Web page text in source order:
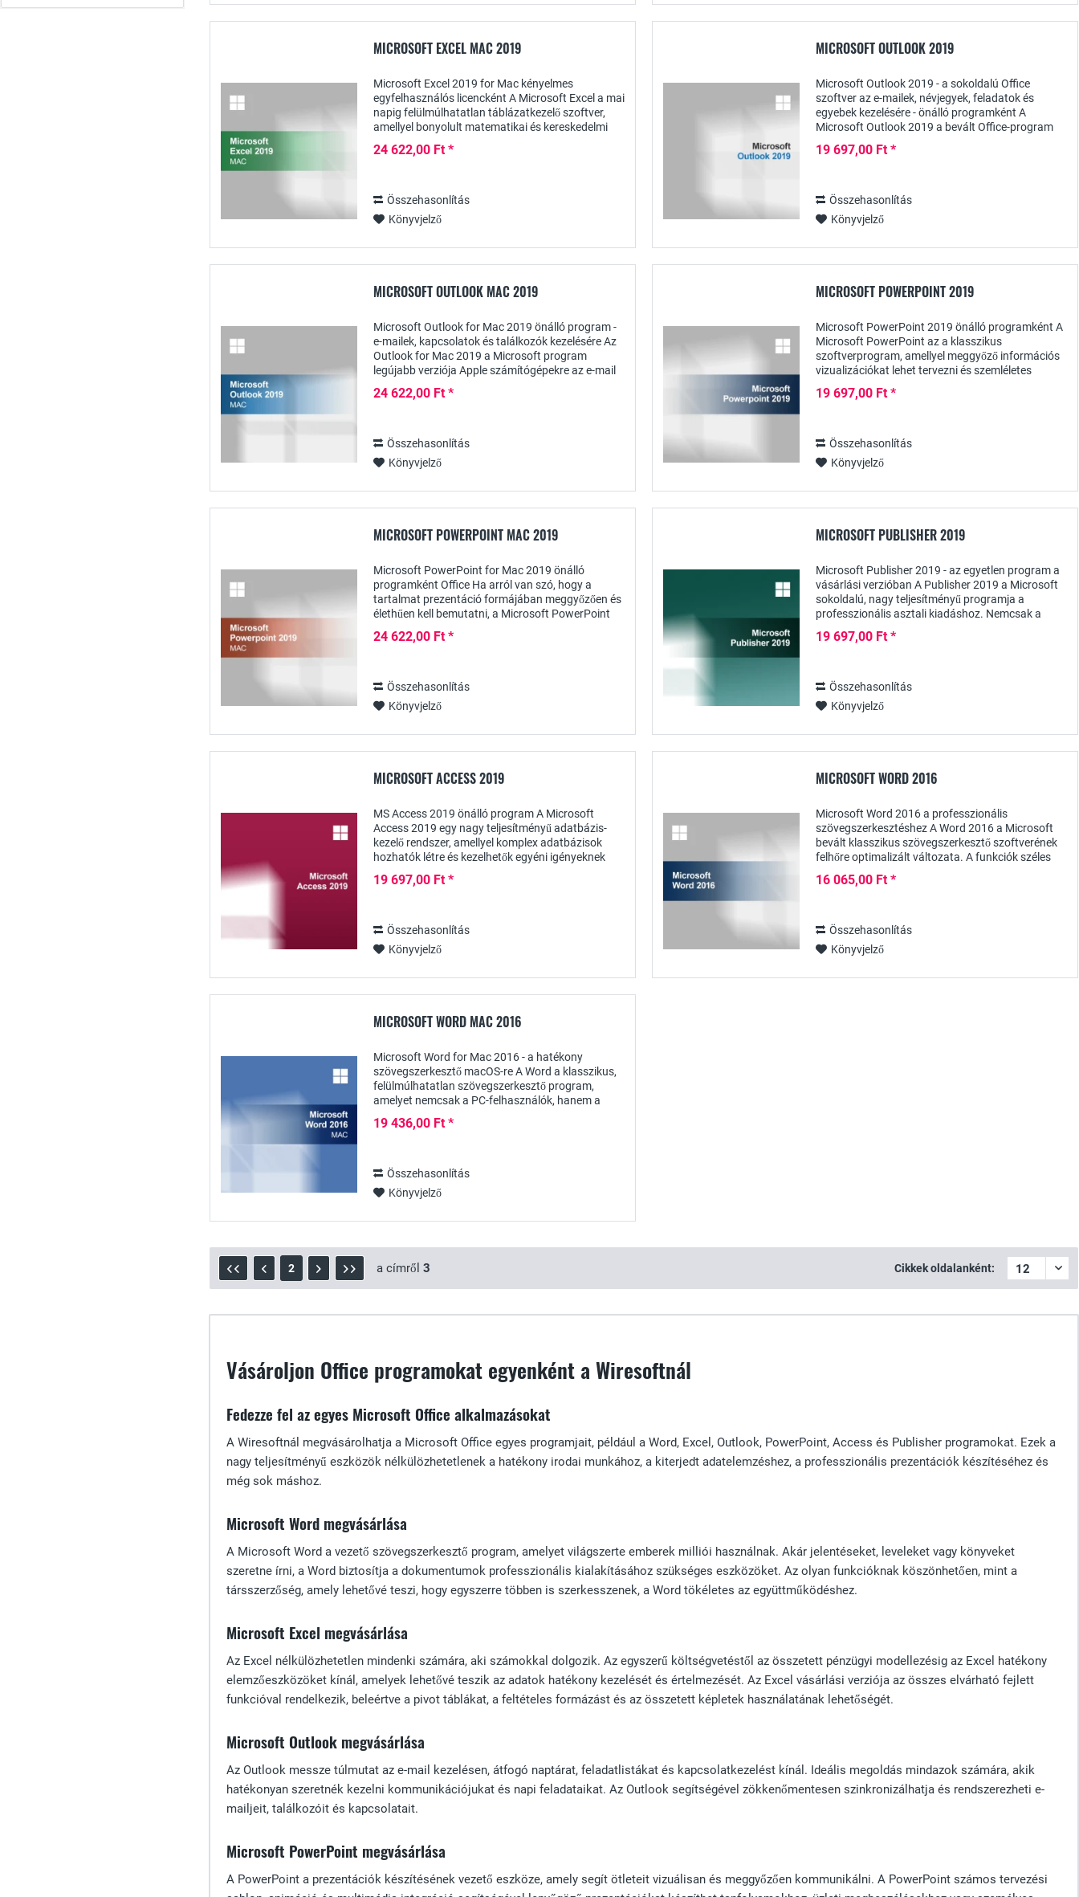
MICROSOFT EXCEL MAC 2019
Microsoft Excel 2019 for Mac kényelmes
egyfelhasználós licencként A Microsoft Excel a mai
napig felülmúlhatatlan táblázatkezelő szoftver,
amellyel bonyolult matematikai és kereskedelmi
jelenlegi...
24 622,00 Ft *
Összehasonlítás
Könyvjelző
MICROSOFT OUTLOOK 2019
Microsoft Outlook 2019 - a sokoldalú Office
szoftver az e-mailek, névjegyek, feladatok és
egyebek kezelésére - önálló programként A
Microsoft Outlook 2019 a bevált Office-program
professzionális...
19 697,00 Ft *
Összehasonlítás
Könyvjelző
MICROSOFT OUTLOOK MAC 2019
Microsoft Outlook for Mac 2019 önálló program -
e-mailek, kapcsolatok és találkozók kezelésére Az
Outlook for Mac 2019 a Microsoft program
legújabb verziója Apple számítógépekre az e-mail
24 622,00 Ft *
Összehasonlítás
Könyvjelző
MICROSOFT POWERPOINT 2019
Microsoft PowerPoint 2019 önálló programként A
Microsoft PowerPoint az a klasszikus
szoftverprogram, amellyel meggyőző információs
vizualizációkat lehet tervezni és szemléletes
2019...
19 697,00 Ft *
Összehasonlítás
Könyvjelző
MICROSOFT POWERPOINT MAC 2019
Microsoft PowerPoint for Mac 2019 önálló
programként Office Ha arról van szó, hogy a
tartalmat prezentáció formájában meggyőzően és
élethűen kell bemutatni, a Microsoft PowerPoint
többféle...
24 622,00 Ft *
Összehasonlítás
Könyvjelző
MICROSOFT PUBLISHER 2019
Microsoft Publisher 2019 - az egyetlen program a
vásárlási verzióban A Publisher 2019 a Microsoft
sokoldalú, nagy teljesítményű programja a
professzionális asztali kiadáshoz. Nemcsak a
a...
19 697,00 Ft *
Összehasonlítás
Könyvjelző
MICROSOFT ACCESS 2019
MS Access 2019 önálló program A Microsoft
Access 2019 egy nagy teljesítményű adatbázis-
kezelő rendszer, amellyel komplex adatbázisok
hozhatók létre és kezelhetők egyéni igényeknek
fájlok...
19 697,00 Ft *
Összehasonlítás
Könyvjelző
MICROSOFT WORD 2016
Microsoft Word 2016 a professzionális
szövegszerkesztéshez A Word 2016 a Microsoft
bevált klasszikus szövegszerkesztő szoftverének
felhőre optimalizált változata. A funkciók széles
felhasználóbarátság...
16 065,00 Ft *
Összehasonlítás
Könyvjelző
MICROSOFT WORD MAC 2016
Microsoft Word for Mac 2016 - a hatékony
szövegszerkesztő macOS-re A Word a klasszikus,
felülmúlhatatlan szövegszerkesztő program,
amelyet nemcsak a PC-felhasználók, hanem a
bármilyen típusú...
19 436,00 Ft *
Összehasonlítás
Könyvjelző
2 a címről 3 Cikkek oldalanként:
Vásároljon Office programokat egyenként a Wiresoftnál
Fedezze fel az egyes Microsoft Office alkalmazásokat
A Wiresoftnál megvásárolhatja a Microsoft Office egyes programjait, például a Word, Excel, Outlook, PowerPoint, Access és Publisher programokat. Ezek a
nagy teljesítményű eszközök nélkülözhetetlenek a hatékony irodai munkához, a kiterjedt adatelemzéshez, a professzionális prezentációk készítéséhez és
még sok máshoz.
Microsoft Word megvásárlása
A Microsoft Word a vezető szövegszerkesztő program, amelyet világszerte emberek milliói használnak. Akár jelentéseket, leveleket vagy könyveket
szeretne írni, a Word biztosítja a dokumentumok professzionális kialakításához szükséges eszközöket. Az olyan funkcióknak köszönhetően, mint a
társszerzőség, amely lehetővé teszi, hogy egyszerre többen is szerkesszenek, a Word tökéletes az együttműködéshez.
Microsoft Excel megvásárlása
Az Excel nélkülözhetetlen mindenki számára, aki számokkal dolgozik. Az egyszerű költségvetéstől az összetett pénzügyi modellezésig az Excel hatékony
elemzőeszközöket kínál, amelyek lehetővé teszik az adatok hatékony kezelését és értelmezését. Az Excel vásárlási verziója az összes elvárható fejlett
funkcióval rendelkezik, beleértve a pivot táblákat, a feltételes formázást és az összetett képletek használatának lehetőségét.
Microsoft Outlook megvásárlása
Az Outlook messze túlmutat az e-mail kezelésen, átfogó naptárat, feladatlistákat és kapcsolatkezelést kínál. Ideális megoldás mindazok számára, akik
hatékonyan szeretnék kezelni kommunikációjukat és napi feladataikat. Az Outlook segítségével zökkenőmentesen szinkronizálhatja és rendszerezheti e-
mailjeit, találkozóit és kapcsolatait.
Microsoft PowerPoint megvásárlása
A PowerPoint a prezentációk készítésének vezető eszköze, amely segít ötleteit vizuálisan és meggyőzően kommunikálni. A PowerPoint számos tervezési